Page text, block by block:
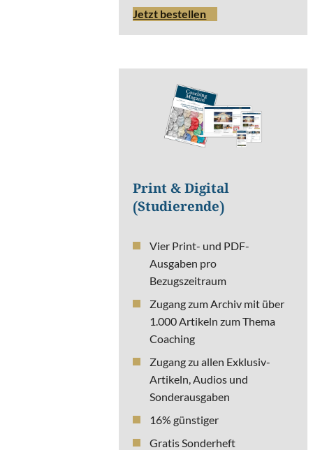
Jetzt bestellen
Print & Digital
(Studierende)
Vier Print- und PDF-
Ausgaben pro
Bezugszeitraum
Zugang zum Archiv mit über
1.000 Artikeln zum Thema
Coaching
Zugang zu allen Exklusiv-
Artikeln, Audios und
Sonderausgaben
16% günstiger
Gratis Sonderheft